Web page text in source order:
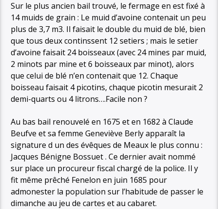
Sur le plus ancien bail trouvé, le fermage en est fixé à
14 muids de grain : Le muid d’avoine contenait un peu
plus de 3,7 m3. Il faisait le double du muid de blé, bien
que tous deux continssent 12 setiers ; mais le setier
d’avoine faisait 24 boisseaux (avec 24 mines par muid,
2 minots par mine et 6 boisseaux par minot), alors
que celui de blé n’en contenait que 12. Chaque
boisseau faisait 4 picotins, chaque picotin mesurait 2
demi-quarts ou 4 litrons….Facile non ?
Au bas bail renouvelé en 1675 et en 1682 à Claude
Beufve et sa femme Geneviève Berly apparaît la
signature d un des évêques de Meaux le plus connu :
Jacques Bénigne Bossuet . Ce dernier avait nommé
sur place un procureur fiscal chargé de la police. Il y
fit même prêché Fenelon en juin 1685 pour
admonester la population sur l’habitude de passer le
dimanche au jeu de cartes et au cabaret.